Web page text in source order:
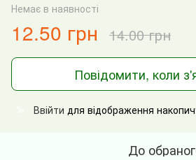
Немає в наявності
12.50 грн 14.00 грн
Повідомити, коли
Ввійти для відображення
До